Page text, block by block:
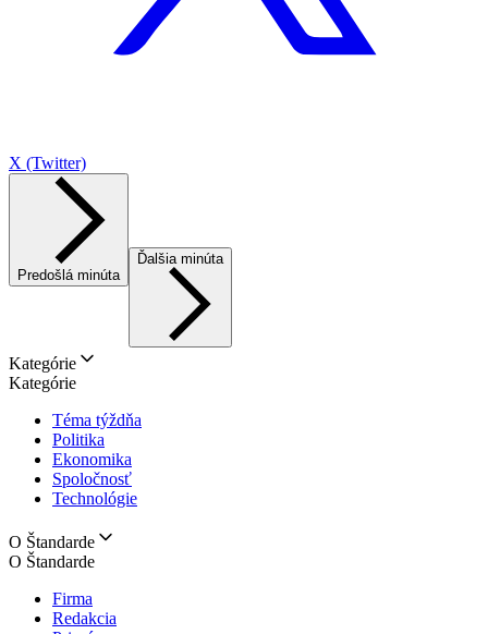
X (Twitter)
Predošlá minúta
Ďalšia minúta
Kategórie
Kategórie
Téma týždňa
Politika
Ekonomika
Spoločnosť
Technológie
O Štandarde
O Štandarde
Firma
Redakcia